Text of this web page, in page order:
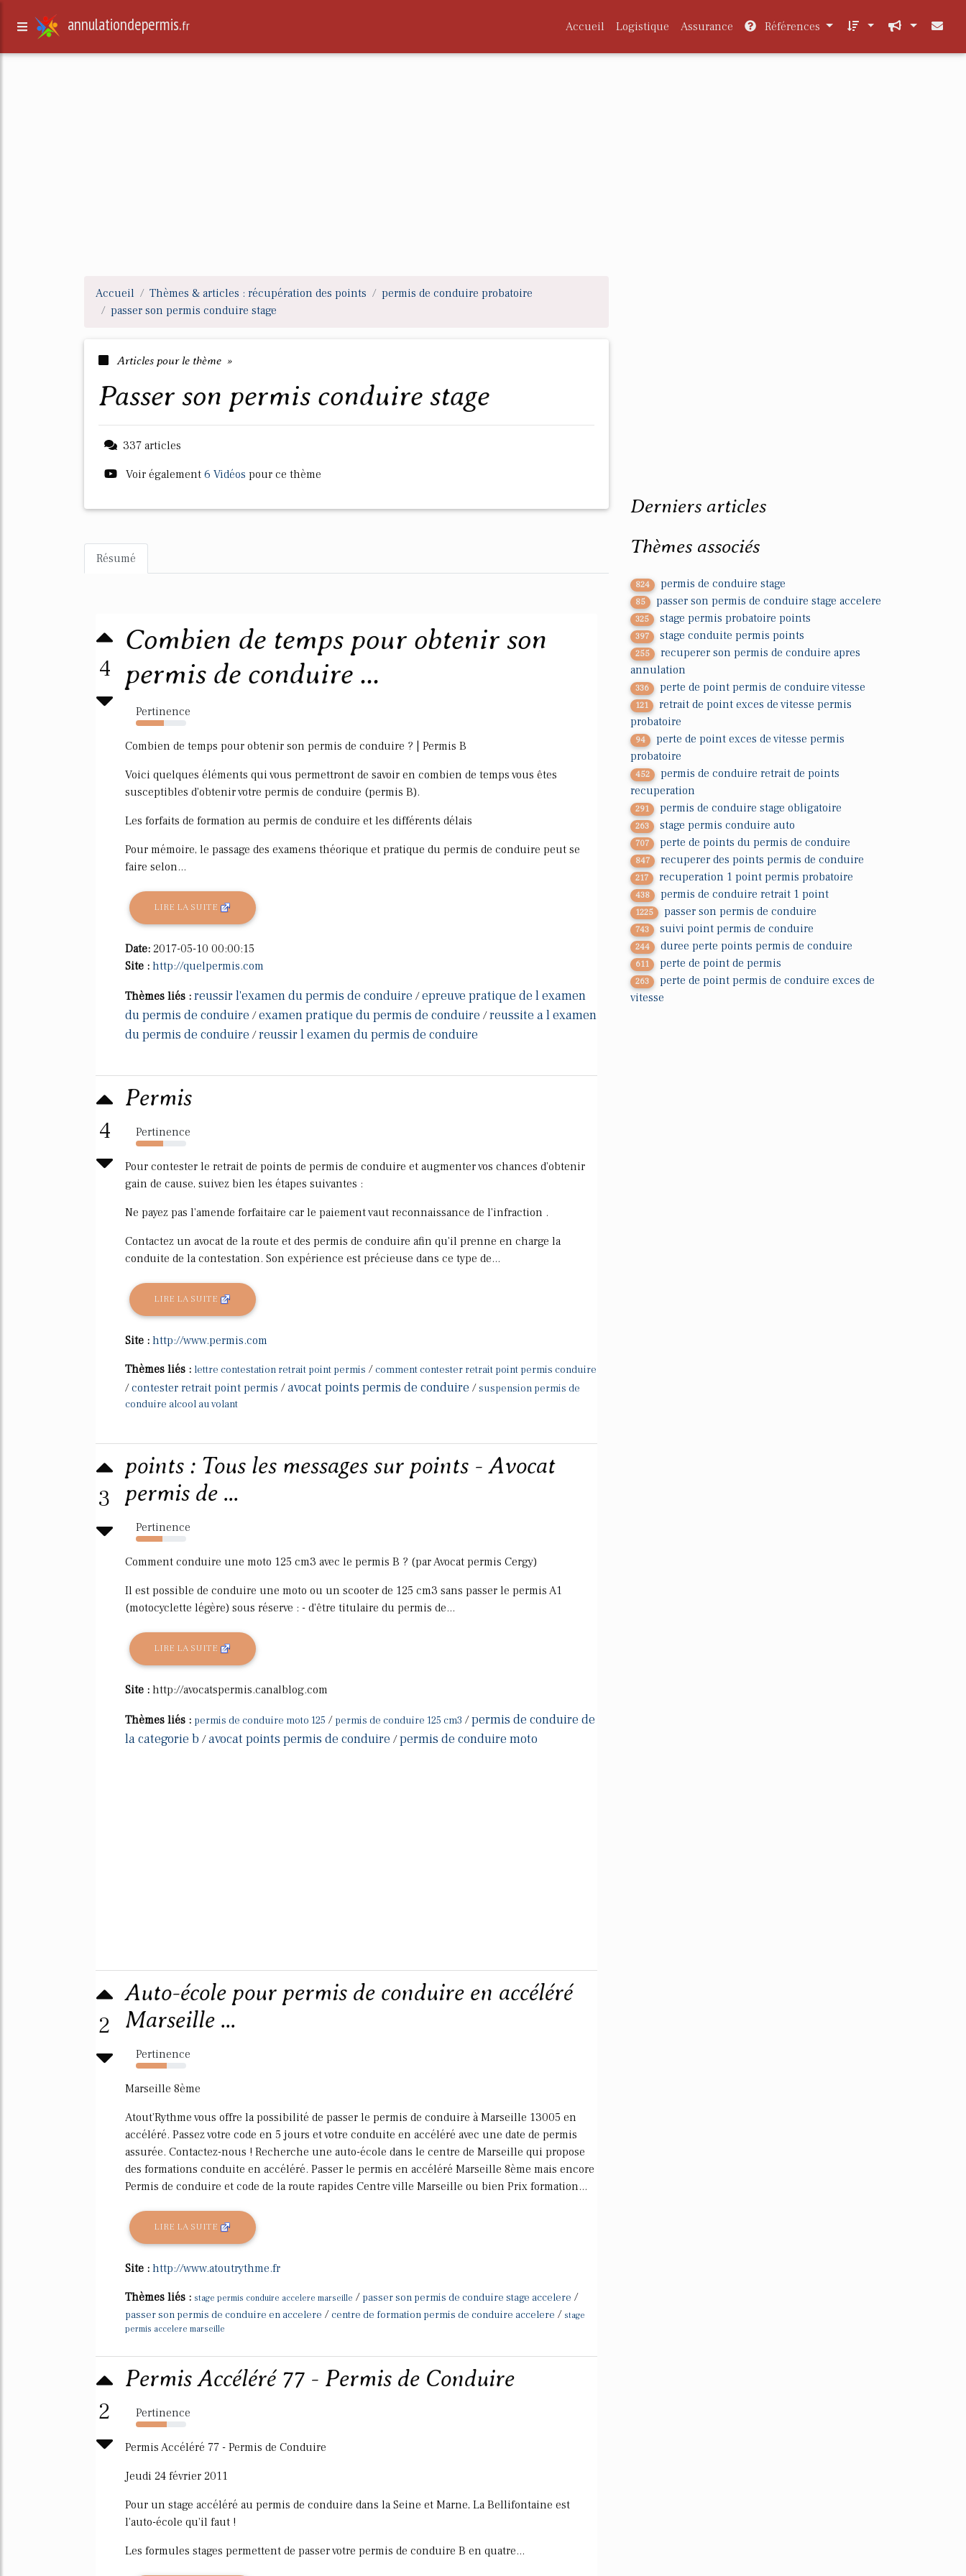
annulationdepermis.fr Accueil Logistique Assurance Références
Accueil Thèmes & articles : récupération des points
permis de conduire probatoire
passer son permis conduire stage
Articles pour le thème »
passer son permis conduire stage
337 articles
Voir également 6 Vidéos pour ce thème
Résumé
4
Combien de temps pour obtenir son
permis de conduire ...
Pertinence
56%
Combien de temps pour obtenir son permis de conduire ? | Permis B
Voici quelques éléments qui vous permettront de savoir en combien de temps vous êtes
susceptibles d'obtenir votre permis de conduire (permis B).
Les forfaits de formation au permis de conduire et les différents délais
Pour mémoire, le passage des examens théorique et pratique du permis de conduire peut se
faire selon...
LIRE LA SUITE
Date: 2017-05-10 00:00:15
Site : http://quelpermis.com
Thèmes liés : reussir l'examen du permis de conduire /epreuve pratique de l examen
du permis de conduire /examen pratique du permis de conduire /reussite a l examen
du permis de conduire /reussir l examen du permis de conduire
4
Permis
Pertinence
54%
Pour contester le retrait de points de permis de conduire et augmenter vos chances d'obtenir
gain de cause, suivez bien les étapes suivantes :
Ne payez pas l'amende forfaitaire car le paiement vaut reconnaissance de l'infraction .
Contactez un avocat de la route et des permis de conduire afin qu'il prenne en charge la
conduite de la contestation. Son expérience est précieuse dans ce type de...
LIRE LA SUITE
Site : http://www.permis.com
Thèmes liés : lettre contestation retrait point permis / comment contester retrait point permis conduire
/contester retrait point permis /avocat points permis de conduire /suspension permis de
conduire alcool au volant
3
points : Tous les messages sur points - Avocat
permis de ...
Pertinence
53%
Comment conduire une moto 125 cm3 avec le permis B ? (par Avocat permis Cergy)
Il est possible de conduire une moto ou un scooter de 125 cm3 sans passer le permis A1
(motocyclette légère) sous réserve : - d'être titulaire du permis de...
LIRE LA SUITE
Site : http://avocatspermis.canalblog.com
Thèmes liés : permis de conduire moto 125 / permis de conduire 125 cm3 /permis de conduire de
la categorie b /avocat points permis de conduire /permis de conduire moto
2
Auto-école pour permis de conduire en accéléré
Marseille ...
Pertinence
62%
Marseille 8ème
Atout'Rythme vous offre la possibilité de passer le permis de conduire à Marseille 13005 en
accéléré. Passez votre code en 5 jours et votre conduite en accéléré avec une date de permis
assurée. Contactez-nous ! Recherche une auto-école dans le centre de Marseille qui propose
des formations conduite en accéléré. Passer le permis en accéléré Marseille 8ème mais encore
Permis de conduire et code de la route rapides Centre ville Marseille ou bien Prix formation...
LIRE LA SUITE
Site : http://www.atoutrythme.fr
Thèmes liés : stage permis conduire accelere marseille / passer son permis de conduire stage accelere /
passer son permis de conduire en accelere / centre de formation permis de conduire accelere / stage
permis accelere marseille
2
Permis Accéléré 77 - Permis de Conduire
Pertinence
61%
Permis Accéléré 77 - Permis de Conduire
Jeudi 24 février 2011
Pour un stage accéléré au permis de conduire dans la Seine et Marne, La Bellifontaine est
l'auto-école qu'il faut !
Les formules stages permettent de passer votre permis de conduire B en quatre...
Derniers articles
Thèmes associés
824 permis de conduire stage
85 passer son permis de conduire stage accelere
325 stage permis probatoire points
397 stage conduite permis points
255
recuperer son permis de conduire apres
annulation
336 perte de point permis de conduire vitesse
121
retrait de point exces de vitesse permis
probatoire
94
perte de point exces de vitesse permis
probatoire
452
permis de conduire retrait de points
recuperation
291 permis de conduire stage obligatoire
263 stage permis conduire auto
707 perte de points du permis de conduire
847 recuperer des points permis de conduire
217 recuperation 1 point permis probatoire
438 permis de conduire retrait 1 point
1225 passer son permis de conduire
743 suivi point permis de conduire
244 duree perte points permis de conduire
611 perte de point de permis
263
perte de point permis de conduire exces de
vitesse